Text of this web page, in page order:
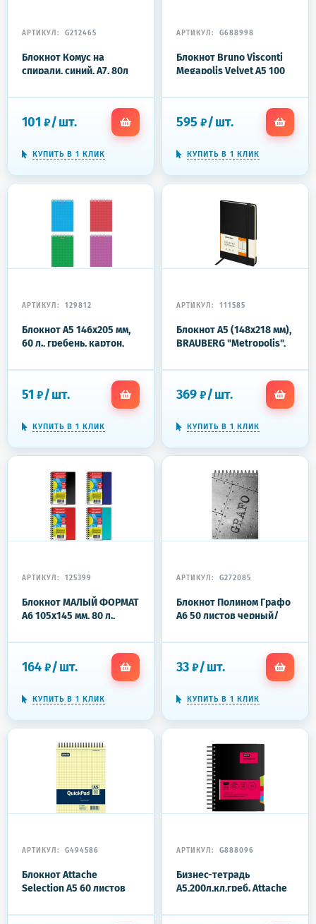
АРТИКУЛ: G212465
Блокнот Комус на
спирали, синий, А7, 80л
101 ₽/шт.
КУПИТЬ В 1 КЛИК
АРТИКУЛ: G688998
Блокнот Bruno Visconti
Megapolis Velvet A5 100
клетку на сшивке с
фиксирующей резинкой
(144х212 мм)
595 ₽/шт.
КУПИТЬ В 1 КЛИК
АРТИКУЛ: 129812
Блокнот А5 146х205 мм,
60 л., гребень, картон,
клетка, BRAUBERG,
51 ₽/шт.
КУПИТЬ В 1 КЛИК
АРТИКУЛ: 111585
Блокнот А5 (148x218 мм),
BRAUBERG "Metropolis",
клетка, черный, 111585
369 ₽/шт.
КУПИТЬ В 1 КЛИК
АРТИКУЛ: 125399
Блокнот МАЛЫЙ ФОРМАТ
А6 105х145 мм, 80 л.,
клетка, BRAUBERG,
164 ₽/шт.
КУПИТЬ В 1 КЛИК
АРТИКУЛ: G272085
Блокнот Полином Графо
А6 50 листов черный/
спирали (101х145 мм)
33 ₽/шт.
КУПИТЬ В 1 КЛИК
АРТИКУЛ: G494586
Блокнот Attache
Selection А5 60 листов
спирали (145х307 мм)
АРТИКУЛ: G888096
Бизнес-тетрадь
А5,200л,кл,греб. Attache
черн металлик